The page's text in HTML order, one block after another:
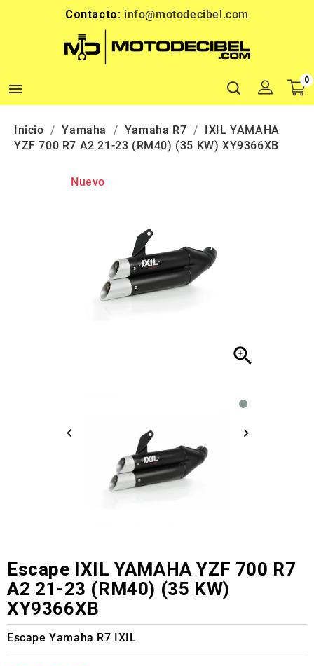
Contacto: info@motodecibel.com

0
Inicio Yamaha Yamaha R7
IXIL YAMAHA
YZF 700 R7 A2 21-23 (RM40) (35 KW) XY9366XB
Nuevo

Escape IXIL YAMAHA YZF 700 R7
A2 21-23 (RM40) (35 KW)
XY9366XB
Escape Yamaha R7 IXIL